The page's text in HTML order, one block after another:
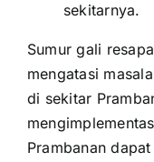
sekitarnya.
Sumur gali
mengatasi
di sekitar
Prambanan